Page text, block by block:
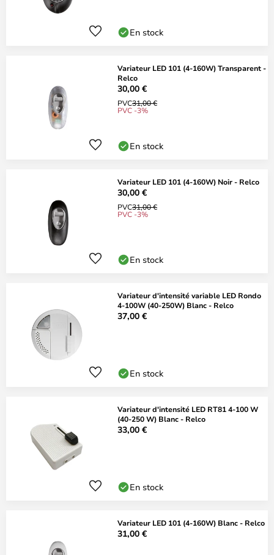
En stock
Variateur LED 101 (4-160W) Transparent -
Relco
30,00 €
PVC31,00 €
PVC -3%
En stock
Variateur LED 101 (4-160W) Noir - Relco
30,00 €
PVC31,00 €
PVC -3%
En stock
Variateur d'intensité variable LED Rondo
4-100W (40-250W) Blanc - Relco
37,00 €
En stock
Variateur d'intensité LED RT81 4-100 W
(40-250 W) Blanc - Relco
33,00 €
En stock
Variateur LED 101 (4-160W) Blanc - Relco
31,00 €